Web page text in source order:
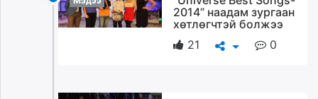
2014” наадам зургаан
хөтлөгчтэй болжээ
21
0